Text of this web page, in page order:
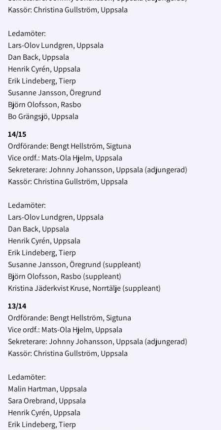
Kassör: Christina Gullström, Uppsala
Ledamöter:
Lars-Olov Lundgren, Uppsala
Dan Back, Uppsala
Henrik Cyrén, Uppsala
Erik Lindeberg, Tierp
Susanne Jansson, Öregrund
Björn Olofsson, Rasbo
Bo Grängsjö, Uppsala
14/15
Ordförande: Bengt Hellström, Sigtuna
Vice ordf.: Mats-Ola Hjelm, Uppsala
Sekreterare: Johnny Johansson, Uppsala (adjungerad)
Kassör: Christina Gullström, Uppsala
Ledamöter:
Lars-Olov Lundgren, Uppsala
Dan Back, Uppsala
Henrik Cyrén, Uppsala
Erik Lindeberg, Tierp
Susanne Jansson, Öregrund (suppleant)
Björn Olofsson, Rasbo (suppleant)
Kristina Jäderkvist Kruse, Norrtälje (suppleant)
13/14
Ordförande: Bengt Hellström, Sigtuna
Vice ordf.: Mats-Ola Hjelm, Uppsala
Sekreterare: Johnny Johansson, Uppsala (adjungerad)
Kassör: Christina Gullström, Uppsala
Ledamöter:
Malin Hartman, Uppsala
Sara Orebrand, Uppsala
Henrik Cyrén, Uppsala
Erik Lindeberg, Tierp